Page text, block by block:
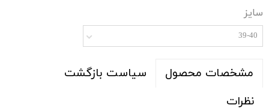
سایز
39-40
مشخصات محصول
سیاست بازگشت
نظرات